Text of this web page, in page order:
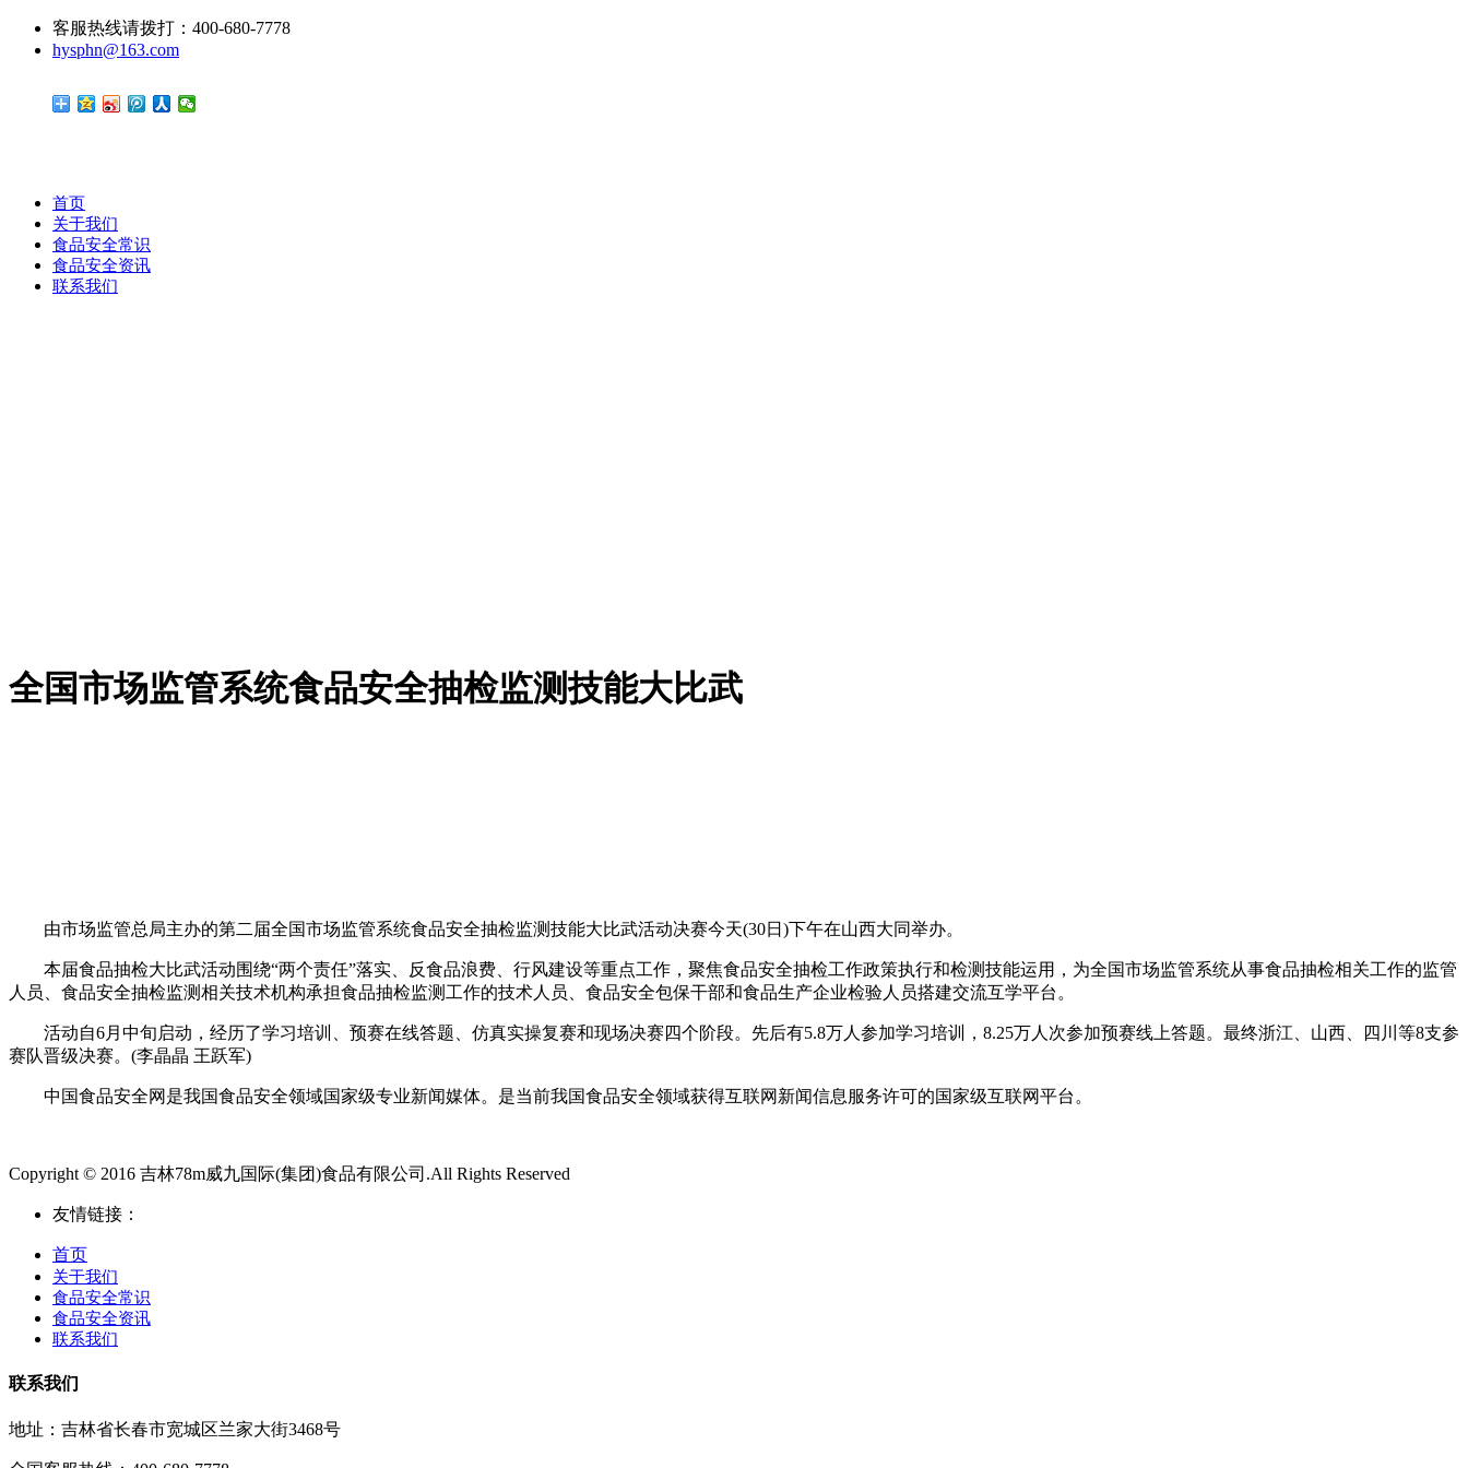
客服热线请拨打：400-680-7778
hysphn@163.com
首页
关于我们
食品安全常识
食品安全资讯
联系我们
全国市场监管系统食品安全抽检监测技能大比武
由市场监管总局主办的第二届全国市场监管系统食品安全抽检监测技能大比武活动决赛今天(30日)下午在山西大同举办。
本届食品抽检大比武活动围绕“两个责任”落实、反食品浪费、行风建设等重点工作，聚焦食品安全抽检工作政策执行和检测技能运用，为全国市场监管系统从事食品抽检相关工作的监管
人员、食品安全抽检监测相关技术机构承担食品抽检监测工作的技术人员、食品安全包保干部和食品生产企业检验人员搭建交流互学平台。
活动自6月中旬启动，经历了学习培训、预赛在线答题、仿真实操复赛和现场决赛四个阶段。先后有5.8万人参加学习培训，8.25万人次参加预赛线上答题。最终浙江、山西、四川等8支参
赛队晋级决赛。(李晶晶 王跃军)
中国食品安全网是我国食品安全领域国家级专业新闻媒体。是当前我国食品安全领域获得互联网新闻信息服务许可的国家级互联网平台。
Copyright © 2016 吉林78m威九国际(集团)食品有限公司.All Rights Reserved
友情链接：
首页
关于我们
食品安全常识
食品安全资讯
联系我们
联系我们
地址：吉林省长春市宽城区兰家大街3468号